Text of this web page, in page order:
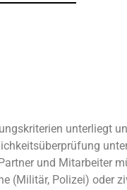
und Mitarbeiter
(Militär, Polizei) oder